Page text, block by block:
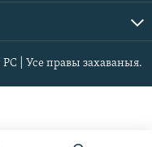
| Усе правы захаваныя.